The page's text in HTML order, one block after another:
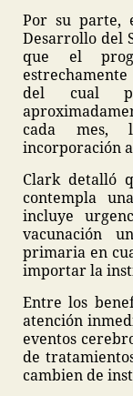
Por su parte,
Desarrollo del
que el
del cual
cada mes,
incorporación
Clark detalló
contempla
incluye
vacunación
primaria en
importar la
Entre los
atención
eventos
de
cambien de